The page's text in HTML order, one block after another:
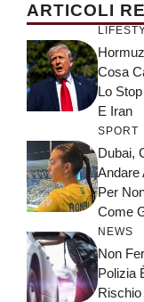
ARTICOLI
Cosa
Lo
E Iran
SPORT
Dubai,
Andare
Per
Come
NEWS
Non
Polizia